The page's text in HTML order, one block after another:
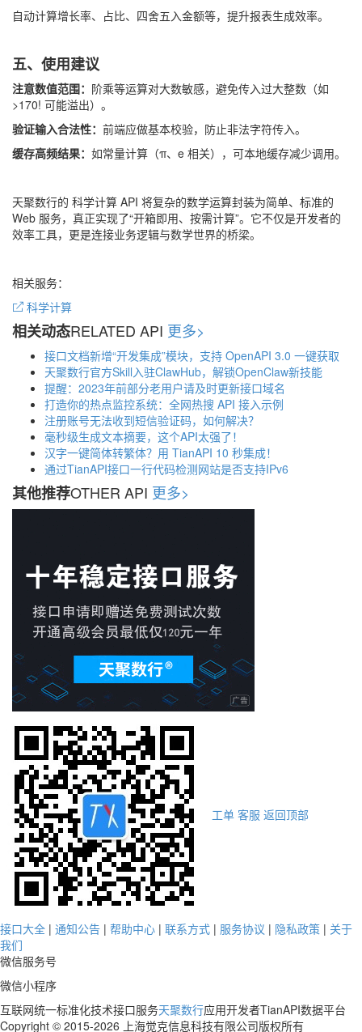
自动计算增长率、占比、四舍五入金额等，提升报表生成效率。
五、使用建议
注意数值范围： 阶乘等运算对大数敏感，避免传入过大整数（如
>170! 可能溢出）。
验证输入合法性： 前端应做基本校验，防止非法字符传入。
缓存高频结果： 如常量计算（π、e 相关），可本地缓存减少调用。
天聚数行的 科学计算 API 将复杂的数学运算封装为简单、标准的
Web 服务，真正实现了“开箱即用、按需计算”。它不仅是开发者的
效率工具，更是连接业务逻辑与数学世界的桥梁。
相关服务：
科学计算
相关动态RELATED API 更多>
接口文档新增“开发集成”模块，支持 OpenAPI 3.0 一键获取
天聚数行官方Skill入驻ClawHub，解锁OpenClaw新技能
提醒：2023年前部分老用户请及时更新接口域名
打造你的热点监控系统：全网热搜 API 接入示例
注册账号无法收到短信验证码，如何解决？
毫秒级生成文本摘要，这个API太强了！
汉字一键简体转繁体？用 TianAPI 10 秒集成！
通过TianAPI接口一行代码检测网站是否支持IPv6
其他推荐OTHER API 更多>
工单 客服 返回顶部
接口大全 | 通知公告 | 帮助中心 | 联系方式 | 服务协议 | 隐私政策 | 关于
我们
微信服务号
微信小程序
互联网统一标准化技术接口服务天聚数行应用开发者TianAPI数据平台
Copyright © 2015-2026 上海觉克信息科技有限公司版权所有